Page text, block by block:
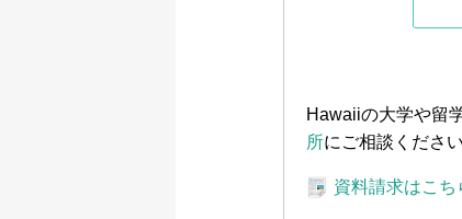
Hawaiiの大学や留
所にご相談ください
資料請求はこち